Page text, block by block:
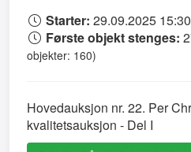
Starter: 29.09.2025
Første objekt stenges:
objekter: 160)
Hovedauksjon nr. 22. Per
kvalitetsauksjon - Del I